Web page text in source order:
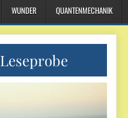
WUNDER QUANTENMECHANIK
Leseprobe